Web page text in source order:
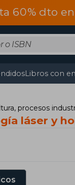
60% dto
Libros con
procesos
láser y